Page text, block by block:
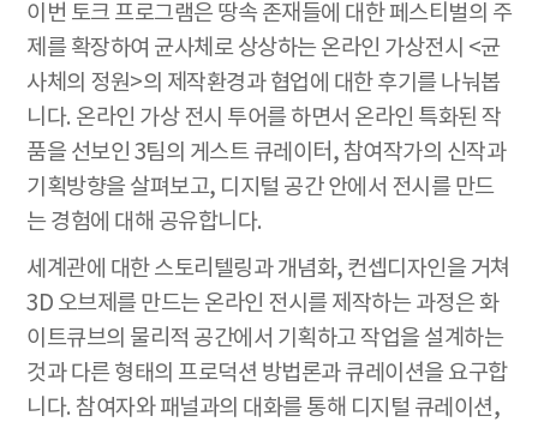
이번 토크 프로그램은 땅속 존재들에 대한 페스티벌의 주
제를 확장하여 균사체로 상상하는 온라인 가상전시 <균
사체의 정원>의 제작환경과 협업에 대한 후기를 나눠봅
니다. 온라인 가상 전시 투어를 하면서 온라인 특화된 작
품을 선보인 3팀의 게스트 큐레이터, 참여작가의 신작과
기획방향을 살펴보고, 디지털 공간 안에서 전시를 만드
는 경험에 대해 공유합니다.
세계관에 대한 스토리텔링과 개념화, 컨셉디자인을 거쳐
3D 오브제를 만드는 온라인 전시를 제작하는 과정은 화
이트큐브의 물리적 공간에서 기획하고 작업을 설계하는
것과 다른 형태의 프로덕션 방법론과 큐레이션을 요구합
니다. 참여자와 패널과의 대화를 통해 디지털 큐레이션,